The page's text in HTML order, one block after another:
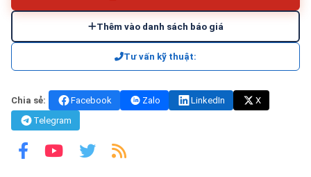
Thêm vào danh sách báo giá
Tư vấn kỹ thuật:
Chia sẻ: Facebook Zalo LinkedIn
X
Telegram